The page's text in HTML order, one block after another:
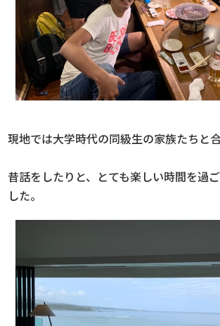
現地では大学時代の同級生の家族たちと合
昔話をしたりと、とても楽しい時間を過
した。